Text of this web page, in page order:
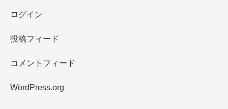
ログイン
投稿フィード
コメントフィード
WordPress.org